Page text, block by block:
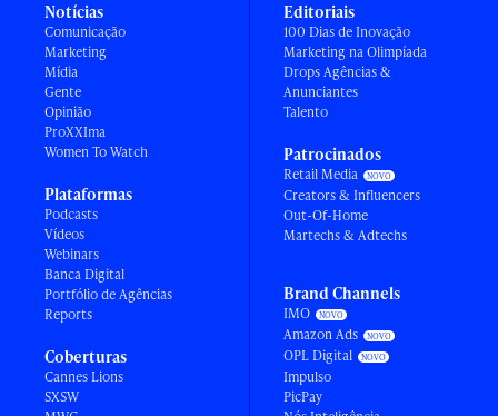
Notícias
Comunicação
Marketing
Mídia
Gente
Opinião
ProXXIma
Women To Watch
Plataformas
Podcasts
Vídeos
Webinars
Banca Digital
Portfólio de Agências
Reports
Coberturas
Cannes Lions
SXSW
Editoriais
100 Dias de Inovação
Marketing na Olimpíada
Drops Agências &
Anunciantes
Talento
Patrocinados
Retail Media
Creators & Influencers
Out-Of-Home
Martechs & Adtechs
Brand Channels
IMO
Amazon Ads
OPL Digital
Impulso
PicPay